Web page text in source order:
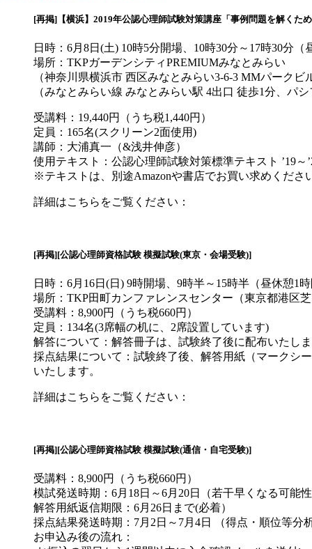
[再掲]【横浜】2019年公認心理師試験対策講座「事例問題を解くた
日時：6月8日(土) 10時5分開場、10時30分～17時30分（
場所：TKPガーデンシティPREMIUMみなとみらい
（神奈川県横浜市 西区みなとみらい3-6-3 MMパークビ
（みなとみらい線 みなとみらい駅 4出口 徒歩1分、パ
受講料：19,440円（うち税1,440円）
定員：165名(スクリーン2面使用)
講師：大浦真一（&浅井伸彦）
使用テキスト：公認心理師試験対策標準テキスト ’19
※テキストは、別途Amazonや書店でお買い求めくださ
詳細はこちらをご覧ください：
[再掲][公認心理師資格試験 模擬試験(東京・会場受験)]
日時：6月16日(日) 9時開場、9時半～15時半（昼休憩1
場所：TKP田町カンファレンスセンター（東京都港区
受講料：8,900円（うち税660円）
定員：134名(3席幅の机に、2席設置しています)
解答について：解答冊子は、試験終了後に配布いたし
採点結果について：試験終了後、解答用紙（マークシ
いたします。
詳細はこちらをご覧ください：
[再掲][公認心理師資格試験 模擬試験(通信・自宅受験)]
受講料：8,900円（うち税660円）
模試発送時期：6月18日～6月20日（若干早くなる可能
解答用紙返信期限：6月26日まで(必着）
採点結果発送時期：7月2日～7月4日 （得点・順位等分
お申込み後の流れ：